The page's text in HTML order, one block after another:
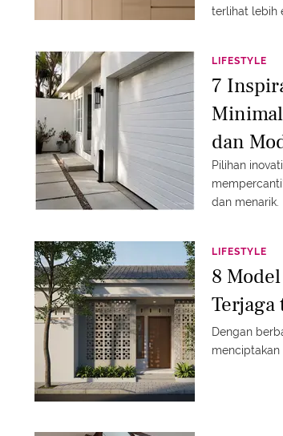
terlihat lebih
LIFESTYLE
7
dan
Pilihan
dan menarik.
LIFESTYLE
8
Terjaga
Dengan
menciptakan